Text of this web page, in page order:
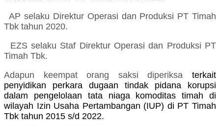
AP selaku Direktur Operasi dan Produksi PT Timah
Tbk tahun 2020.
EZS selaku Staf Direktur Operasi dan Produksi PT
Timah Tbk.
Adapun keempat orang saksi diperiksa terkait
penyidikan perkara dugaan tindak pidana korupsi
dalam pengelolaan tata niaga komoditas timah di
wilayah Izin Usaha Pertambangan (IUP) di PT Timah
Tbk tahun 2015 s/d 2022.